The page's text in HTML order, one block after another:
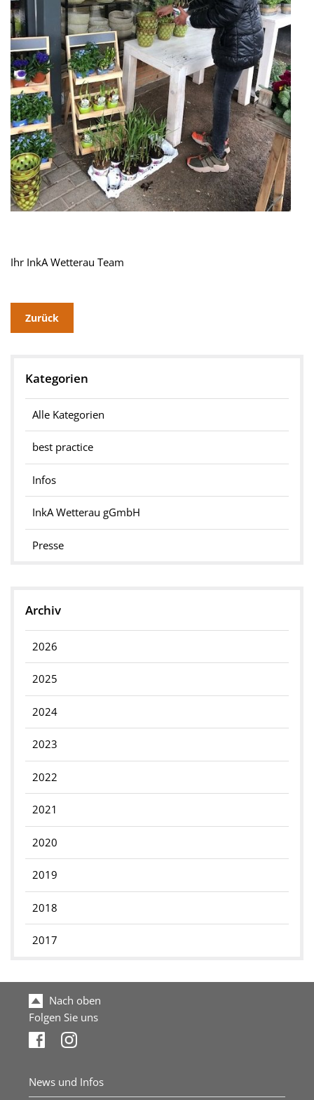
Ihr InkA Wetterau Team
Zurück
Kategorien
Alle Kategorien
best practice
Infos
InkA Wetterau gGmbH
Presse
Archiv
2026
2025
2024
2023
2022
2021
2020
2019
2018
2017
Nach oben
Folgen Sie uns
News und Infos